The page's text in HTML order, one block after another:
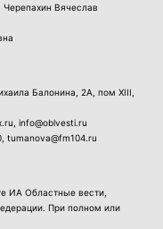
Вячеслав
Балонина, 2А, пом XIII,
info@oblvesti.ru
, tumanova@fm104.ru
ИА Областные вести,
При полном или